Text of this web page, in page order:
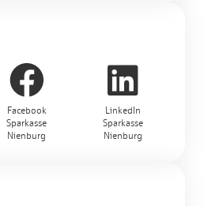
Facebook
Sparkasse
Nienburg
LinkedIn
Sparkasse
Nienburg